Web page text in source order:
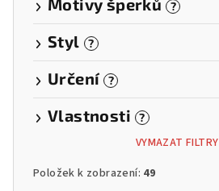
Motivy šperků ?
Styl ?
Určení ?
Vlastnosti ?
VYMAZAT FILTRY
Položek k zobrazení: 49